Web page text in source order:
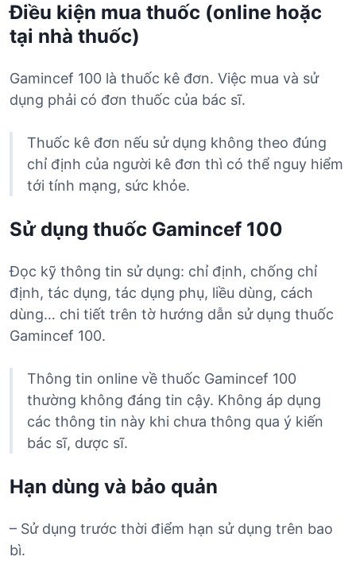
Điều kiện mua thuốc (online hoặc
tại nhà thuốc)
Gamincef 100 là thuốc kê đơn. Việc mua và sử
dụng phải có đơn thuốc của bác sĩ.
Thuốc kê đơn nếu sử dụng không theo đúng
chỉ định của người kê đơn thì có thể nguy hiểm
tới tính mạng, sức khỏe.
Sử dụng thuốc Gamincef 100
Đọc kỹ thông tin sử dụng: chỉ định, chống chỉ
định, tác dụng, tác dụng phụ, liều dùng, cách
dùng… chi tiết trên tờ hướng dẫn sử dụng thuốc
Gamincef 100.
Thông tin online về thuốc Gamincef 100
thường không đáng tin cậy. Không áp dụng
các thông tin này khi chưa thông qua ý kiến
bác sĩ, dược sĩ.
Hạn dùng và bảo quản
– Sử dụng trước thời điểm hạn sử dụng trên bao
bì.